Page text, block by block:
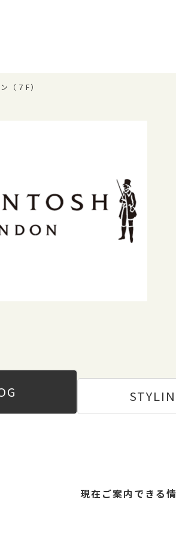
（７F）
現在ご案内できる